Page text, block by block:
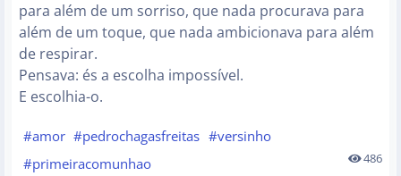
para além de um sorriso, que nada procurava para
além de um toque, que nada ambicionava para além
de respirar.
Pensava: és a escolha impossível.
E escolhia-o.
#amor #pedrochagasfreitas #versinho
#primeiracomunhao
486